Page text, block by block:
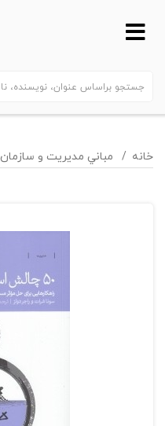
خانه مباني مديريت و سازمان